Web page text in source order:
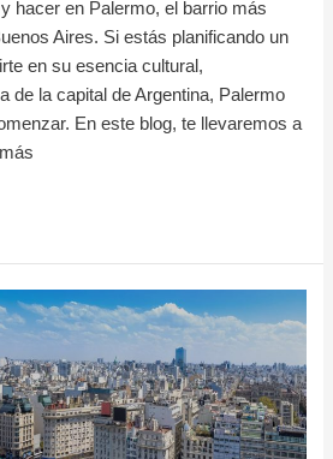
hacer en Palermo, el barrio más
Aires. Si estás planificando un
en su esencia cultural,
de la capital de Argentina, Palermo
En este blog, te llevaremos a